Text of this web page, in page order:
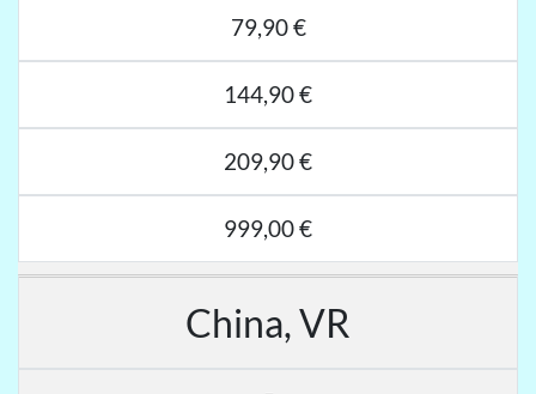
79,90 €
144,90 €
209,90 €
999,00 €
China, VR